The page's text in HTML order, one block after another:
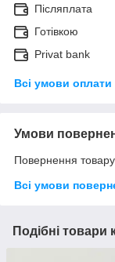
Післяплата
Готівкою
Privat bank
Всі умови оплати
Умови
Повернення
Всі умови
Подібні товари